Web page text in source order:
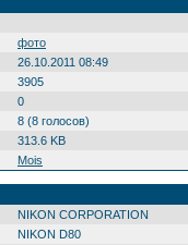
фото
26.10.2011 08:49
3905
0
8 (8 голосов)
313.6 KB
Mois
NIKON CORPORATION
NIKON D80